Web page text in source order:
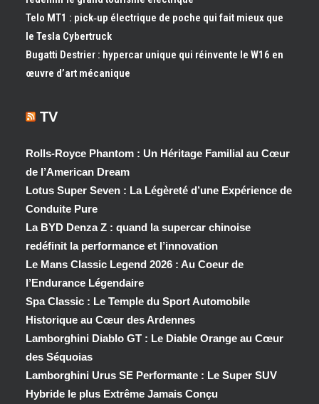
Telo MT1 : pick‑up électrique de poche qui fait mieux que
le Tesla Cybertruck
Bugatti Destrier : hypercar unique qui réinvente le W16 en
œuvre d’art mécanique
TV
Rolls-Royce Phantom : Un Héritage Familial au Cœur
de l’American Dream
Lotus Super Seven : La Légèreté d’une Expérience de
Conduite Pure
La BYD Denza Z : quand la supercar chinoise
redéfinit la performance et l’innovation
Le Mans Classic Legend 2026 : Au Coeur de
l’Endurance Légendaire
Spa Classic : Le Temple du Sport Automobile
Historique au Cœur des Ardennes
Lamborghini Diablo GT : Le Diable Orange au Cœur
des Séquoias
Lamborghini Urus SE Performante : Le Super SUV
Hybride le plus Extrême Jamais Conçu